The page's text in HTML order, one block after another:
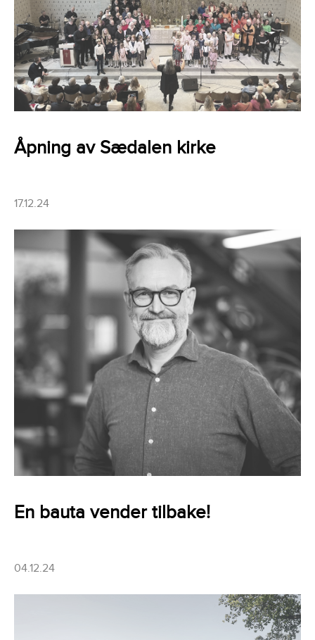
Åpning av Sædalen kirke
17.12.24
En bauta vender tilbake!
04.12.24